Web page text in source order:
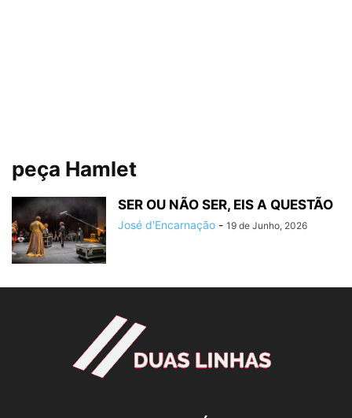
peça Hamlet
SER OU NÃO SER, EIS A QUESTÃO
José d'Encarnação - 19 de Junho, 2026